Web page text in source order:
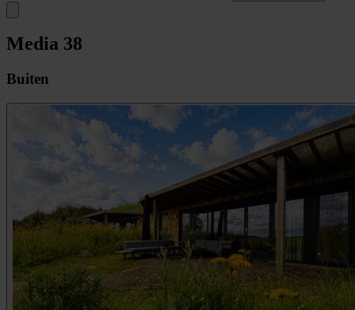
Media 38
Buiten